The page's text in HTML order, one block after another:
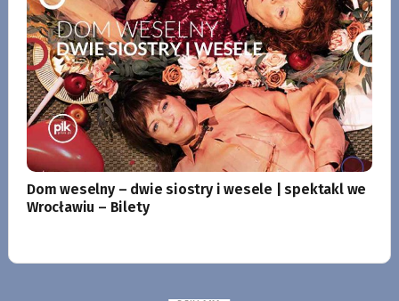
Dom weselny – dwie siostry i wesele | spektakl we
Wrocławiu – Bilety